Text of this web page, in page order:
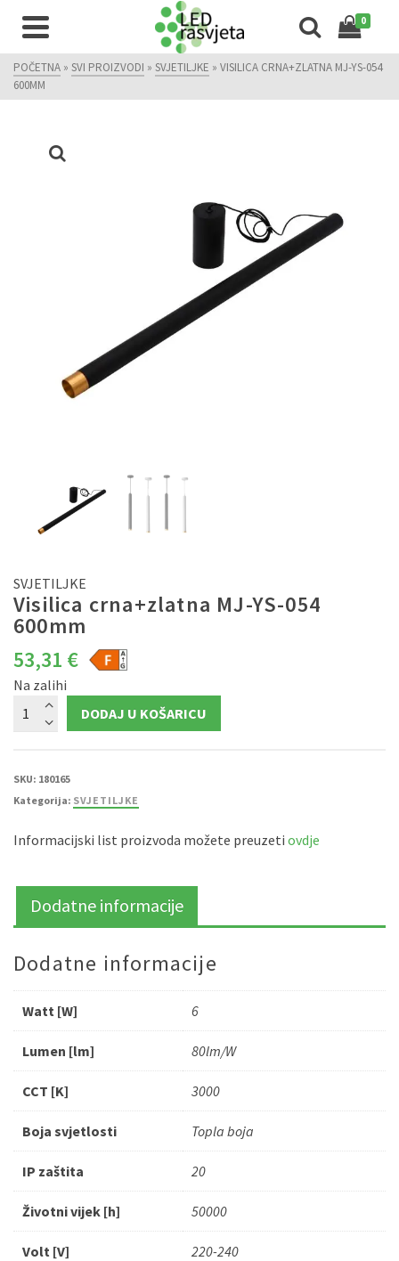
0
POČETNA » SVI PROIZVODI » SVJETILJKE » VISILICA CRNA+ZLATNA MJ-YS-054
600MM
SVJETILJKE
Visilica crna+zlatna MJ-YS-054
600mm
53,31 €
Na zalihi
Visilica
crna+zlatna
MJ-
količina
DODAJ U KOŠARICU
SKU: 180165
Kategorija: SVJETILJKE
Informacijski list proizvoda možete preuzeti ovdje
Dodatne informacije
Dodatne informacije
Watt [W] 6
Lumen [lm] 80lm/W
CCT [K] 3000
Boja svjetlosti Topla boja
IP zaštita 20
Životni vijek [h] 50000
Volt [V] 220-240